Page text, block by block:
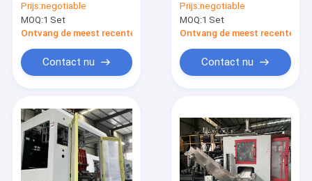
Producten
Ongeveer ons
HDPE EVOH AD-
materiaal en 220-
620MM
Prijs:negotiable
MOQ:1 Set
Ontvang de meest recente Prijs
Contact nu
Blaasvormmachine
Granulaten
Ontworpen om de
van Plasticflessen te
Verbeteren
Prijs:negotiable
MOQ:1 Set
Ontvang de meest recente
Contact nu